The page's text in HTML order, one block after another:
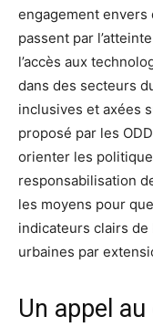
engagement
passent par
l’accès aux
dans des secteurs
inclusives et axées
proposé par les
orienter les
responsabilisation
les moyens pour
indicateurs clairs
urbaines par
Un appel